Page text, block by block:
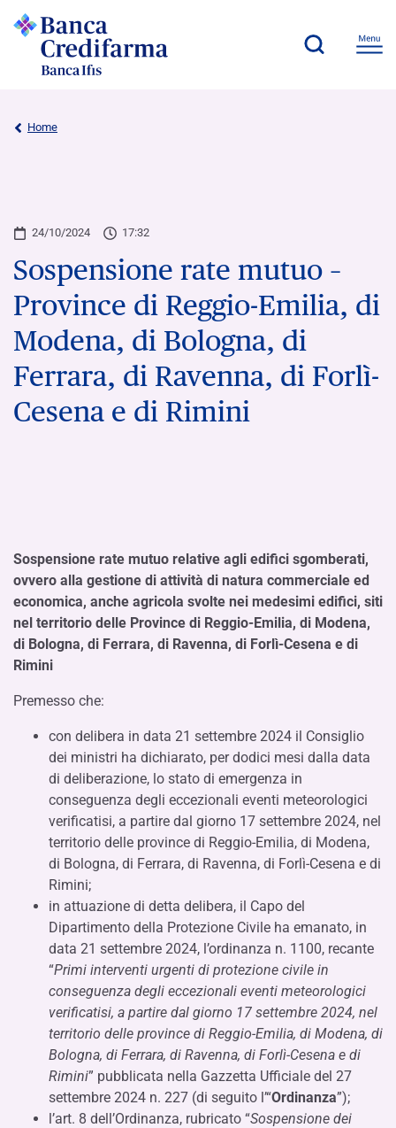
Home
24/10/2024 17:32
Sospensione rate mutuo –
Province di Reggio-Emilia, di
Modena, di Bologna, di
Ferrara, di Ravenna, di Forlì-
Cesena e di Rimini
Sospensione rate mutuo relative agli edifici sgomberati,
ovvero alla gestione di attività di natura commerciale ed
economica, anche agricola svolte nei medesimi edifici, siti
nel territorio delle Province di Reggio-Emilia, di Modena,
di Bologna, di Ferrara, di Ravenna, di Forlì-Cesena e di
Rimini
Premesso che:
con delibera in data 21 settembre 2024 il Consiglio
dei ministri ha dichiarato, per dodici mesi dalla data
di deliberazione, lo stato di emergenza in
conseguenza degli eccezionali eventi meteorologici
verificatisi, a partire dal giorno 17 settembre 2024, nel
territorio delle province di Reggio-Emilia, di Modena,
di Bologna, di Ferrara, di Ravenna, di Forlì-Cesena e di
Rimini;
in attuazione di detta delibera, il Capo del
Dipartimento della Protezione Civile ha emanato, in
data 21 settembre 2024, l’ordinanza n. 1100, recante
“Primi interventi urgenti di protezione civile in
conseguenza degli eccezionali eventi meteorologici
verificatisi, a partire dal giorno 17 settembre 2024, nel
territorio delle province di Reggio-Emilia, di Modena, di
Bologna, di Ferrara, di Ravenna, di Forlì-Cesena e di
Rimini” pubblicata nella Gazzetta Ufficiale del 27
settembre 2024 n. 227 (di seguito l’“Ordinanza”);
l’art. 8 dell’Ordinanza, rubricato “Sospensione dei